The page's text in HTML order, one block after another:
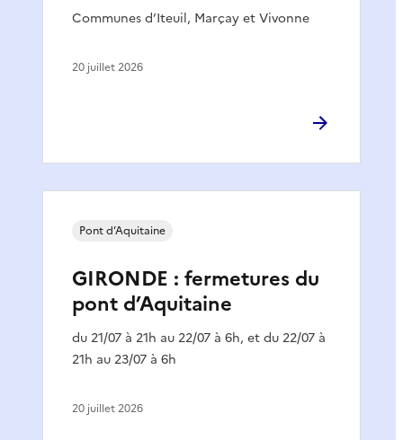
Communes d’Iteuil, Marçay et Vivonne
20 juillet 2026
GIRONDE : fermetures du
pont d’Aquitaine
du 21/07 à 21h au 22/07 à 6h, et du 22/07 à
21h au 23/07 à 6h
Pont d’Aquitaine
20 juillet 2026